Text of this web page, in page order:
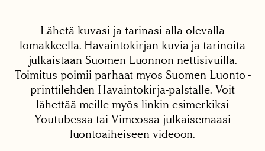
Lähetä kuvasi ja tarinasi alla olevalla
lomakkeella. Havaintokirjan kuvia ja tarinoita
julkaistaan Suomen Luonnon nettisivuilla.
Toimitus poimii parhaat myös Suomen Luonto -
printtilehden Havaintokirja-palstalle. Voit
lähettää meille myös linkin esimerkiksi
Youtubessa tai Vimeossa julkaisemaasi
luontoaiheiseen videoon.